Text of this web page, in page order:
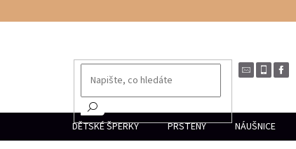
na
DĚTSKÉ ŠPERKY PRSTENY NÁUŠNICE